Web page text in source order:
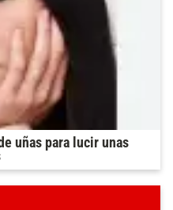
uñas para lucir unas